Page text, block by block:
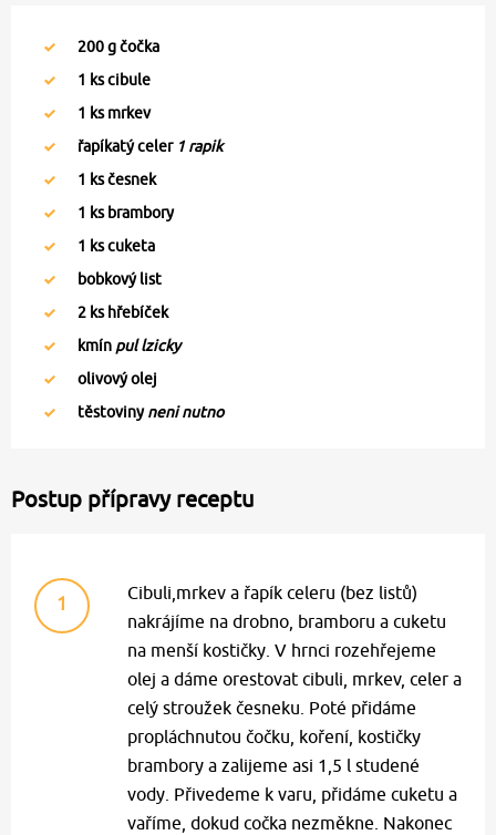
200g čočka
1 ks cibule
1 ks mrkev
řapíkatý celer 1 rapik
1 ks česnek
1 ks brambory
1 ks cuketa
bobkový list
2 ks hřebíček
kmín pul lzicky
olivový olej
těstovinyneni nutno
Postup přípravy receptu
1
Cibuli,mrkev a řapík celeru (bez listů)
nakrájíme na drobno, bramboru a cuketu
na menší kostičky. V hrnci rozehřejeme
olej a dáme orestovat cibuli, mrkev, celer a
celý stroužek česneku. Poté přidáme
propláchnutou čočku, koření, kostičky
brambory a zalijeme asi 1,5 l studené
vody. Přivedeme k varu, přidáme cuketu a
vaříme, dokud cočka nezměkne. Nakonec